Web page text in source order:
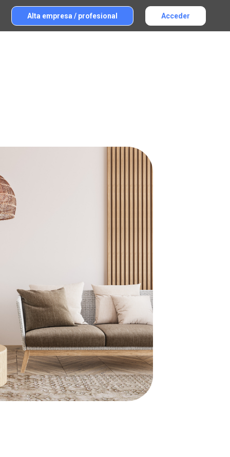
Alta empresa / profesional Acceder